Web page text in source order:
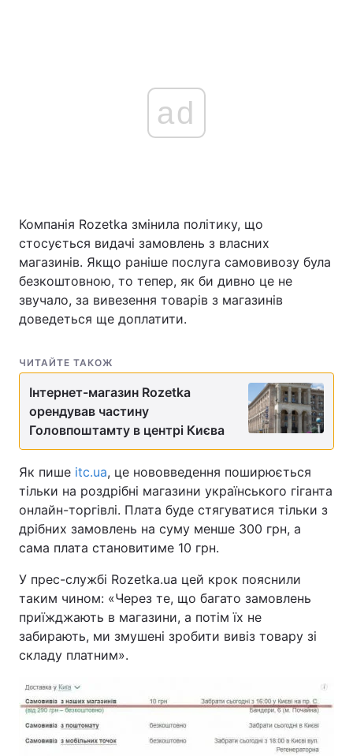
ad
Компанія Rozetka змінила політику, що
стосується видачі замовлень з власних
магазинів. Якщо раніше послуга самовивозу була
безкоштовною, то тепер, як би дивно це не
звучало, за вивезення товарів з магазинів
доведеться ще доплатити.
ЧИТАЙТЕ ТАКОЖ
Інтернет-магазин Rozetka
орендував частину
Головпоштамту в центрі Києва
Як пише itc.ua, це нововведення поширюється
тільки на роздрібні магазини українського гіганта
онлайн-торгівлі. Плата буде стягуватися тільки з
дрібних замовлень на суму менше 300 грн, а
сама плата становитиме 10 грн.
У прес-службі Rozetka.ua цей крок пояснили
таким чином: «Через те, що багато замовлень
приїжджають в магазини, а потім їх не
забирають, ми змушені зробити вивіз товару зі
складу платним».